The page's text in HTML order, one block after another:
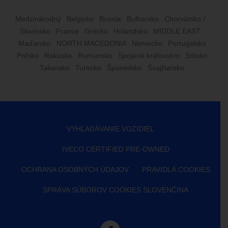
Medzinárodný Belgicko Bosnia Bulharsko
Chorvátsko /
Slovinsko
France Grécko Holandsko
MIDDLE EAST
Maďarsko
NORTH MACEDONIA Nemecko
Portugalsko
Poľsko
Rakúsko Rumunsko Spojené kráľovstvo
Srbsko
Taliansko
Turecko Španielsko Švajčiarsko
VYHĽADÁVANIE VOZIDIEL
IVECO CERTIFIED PRE-OWNED
OCHRANA OSOBNÝCH ÚDAJOV PRAVIDLÁ COOKIES
SPRÁVA SÚBOROV COOKIES SLOVENČINA